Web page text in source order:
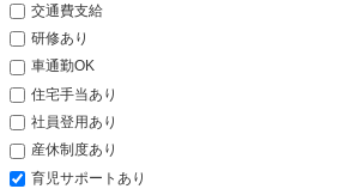
交通費支給
研修あり
車通勤OK
住宅手当あり
社員登用あり
産休制度あり
育児サポートあり